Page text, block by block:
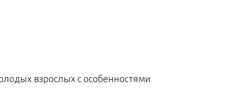
взрослых с особенностями